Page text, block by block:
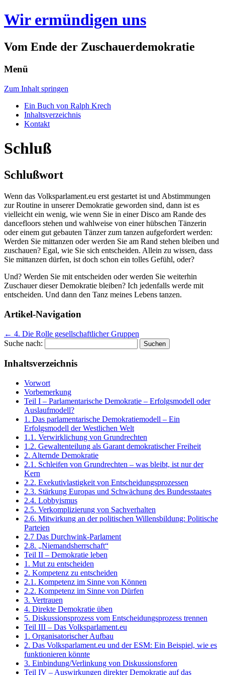
Wir ermündigen uns
Vom Ende der Zuschauerdemokratie
Menü
Zum Inhalt springen
Ein Buch von Ralph Krech
Inhaltsverzeichnis
Kontakt
Schluß
Schlußwort
Wenn das Volksparlament.eu erst gestartet ist und Abstimmungen
zur Routine in unserer Demokratie geworden sind, dann ist es
vielleicht ein wenig, wie wenn Sie in einer Disco am Rande des
dancefloors stehen und wahlweise von einer hübschen Tänzerin
oder einem gut gebauten Tänzer zum tanzen aufgefordert werden:
Werden Sie mittanzen oder werden Sie am Rand stehen bleiben und
zuschauen? Egal, wie Sie sich entscheiden. Allein zu wissen, dass
Sie mittanzen dürfen, ist doch schon ein tolles Gefühl, oder?
Und? Werden Sie mit entscheiden oder werden Sie weiterhin
Zuschauer dieser Demokratie bleiben? Ich jedenfalls werde mit
entscheiden. Und dann den Tanz meines Lebens tanzen.
Artikel-Navigation
← 4. Die Rolle gesellschaftlicher Gruppen
Suche nach:
Inhaltsverzeichnis
Vorwort
Vorbemerkung
Teil I – Parlamentarische Demokratie – Erfolgsmodell oder
Auslaufmodell?
1. Das parlamentarische Demokratiemodell – Ein
Erfolgsmodell der Westlichen Welt
1.1. Verwirklichung von Grundrechten
1.2. Gewaltenteilung als Garant demokratischer Freiheit
2. Alternde Demokratie
2.1. Schleifen von Grundrechten – was bleibt, ist nur der
Kern
2.2. Exekutivlastigkeit von Entscheidungsprozessen
2.3. Stärkung Europas und Schwächung des Bundesstaates
2.4. Lobbyismus
2.5. Verkomplizierung von Sachverhalten
2.6. Mitwirkung an der politischen Willensbildung: Politische
Parteien
2.7 Das Durchwink-Parlament
2.8. „Niemandsherrschaft“
Teil II – Demokratie leben
1. Mut zu entscheiden
2. Kompetenz zu entscheiden
2.1. Kompetenz im Sinne von Können
2.2. Kompetenz im Sinne von Dürfen
3. Vertrauen
4. Direkte Demokratie üben
5. Diskussionsprozess vom Entscheidungsprozess trennen
Teil III – Das Volksparlament.eu
1. Organisatorischer Aufbau
2. Das Volksparlament.eu und der ESM: Ein Beispiel, wie es
funktionieren könnte
3. Einbindung/Verlinkung von Diskussionsforen
Teil IV – Auswirkungen direkter Demokratie auf das